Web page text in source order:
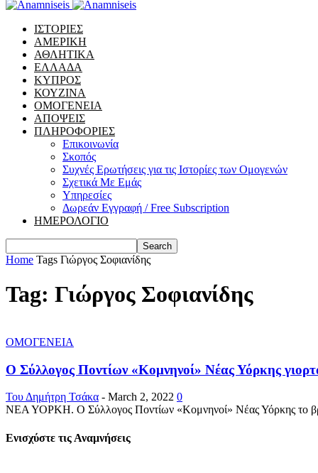
ΙΣΤΟΡΙΕΣ
ΑΜΕΡΙΚΗ
ΑΘΛΗΤΙΚΑ
ΕΛΛΑΔΑ
ΚΥΠΡΟΣ
ΚΟΥΖΙΝΑ
ΟΜΟΓΕΝΕΙΑ
ΑΠΟΨΕΙΣ
ΠΛΗΡΟΦΟΡΙΕΣ
Επικοινωνία
Σκοπός
Συχνές Ερωτήσεις για τις Ιστορίες των Ομογενών
Σχετικά Με Εμάς
Υπηρεσίες
Δωρεάν Εγγραφή / Free Subscription
ΗΜΕΡΟΛΟΓΙΟ
Home Tags Γιώργος Σοφιανίδης
Tag: Γιώργος Σοφιανίδης
ΟΜΟΓΕΝΕΙΑ
Ο Σύλλογος Ποντίων «Κομνηνοί» Νέας Υόρκης
Του Δημήτρη Τσάκα - March 2, 2022 0
ΝΕΑ ΥΟΡΚΗ. Ο Σύλλογος Ποντίων «Κομνηνοί» Νέας Υόρκης το
Ενισχύστε τις Αναμνήσεις